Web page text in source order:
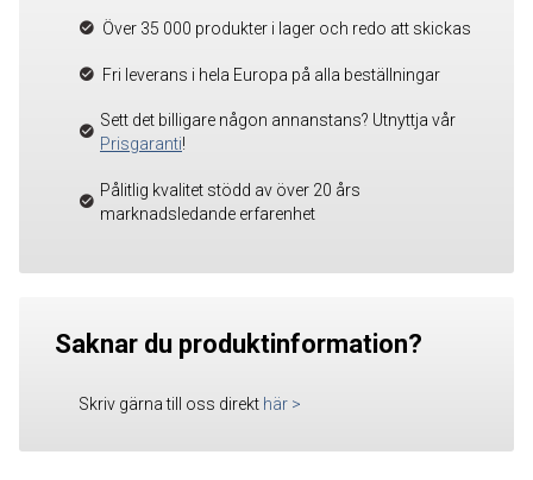
Över 35 000 produkter i lager och redo att skickas
Fri leverans i hela Europa på alla beställningar
Sett det billigare någon annanstans? Utnyttja vår
Prisgaranti!
Pålitlig kvalitet stödd av över 20 års
marknadsledande erfarenhet
Saknar du produktinformation?
Skriv gärna till oss direkt här >